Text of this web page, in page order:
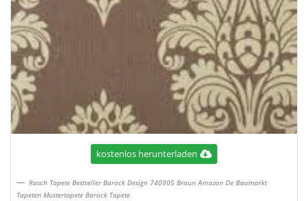
kostenlos herunterladen
Rasch Tapete Bestseller Barock Design 740905 Braun Amazon De Baumarkt
Tapeten Mustertapete Barock Tapete